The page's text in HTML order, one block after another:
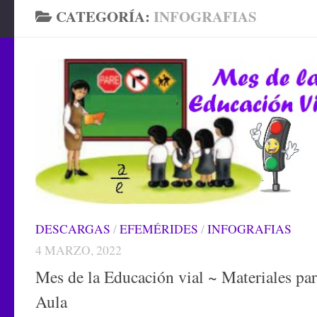
CATEGORÍA: INFOGRAFIAS
DESCARGAS /EFEMÉRIDES /INFOGRAFIAS
4 MARZO, 2022
Mes de la Educación vial ~ Materiales
Aula